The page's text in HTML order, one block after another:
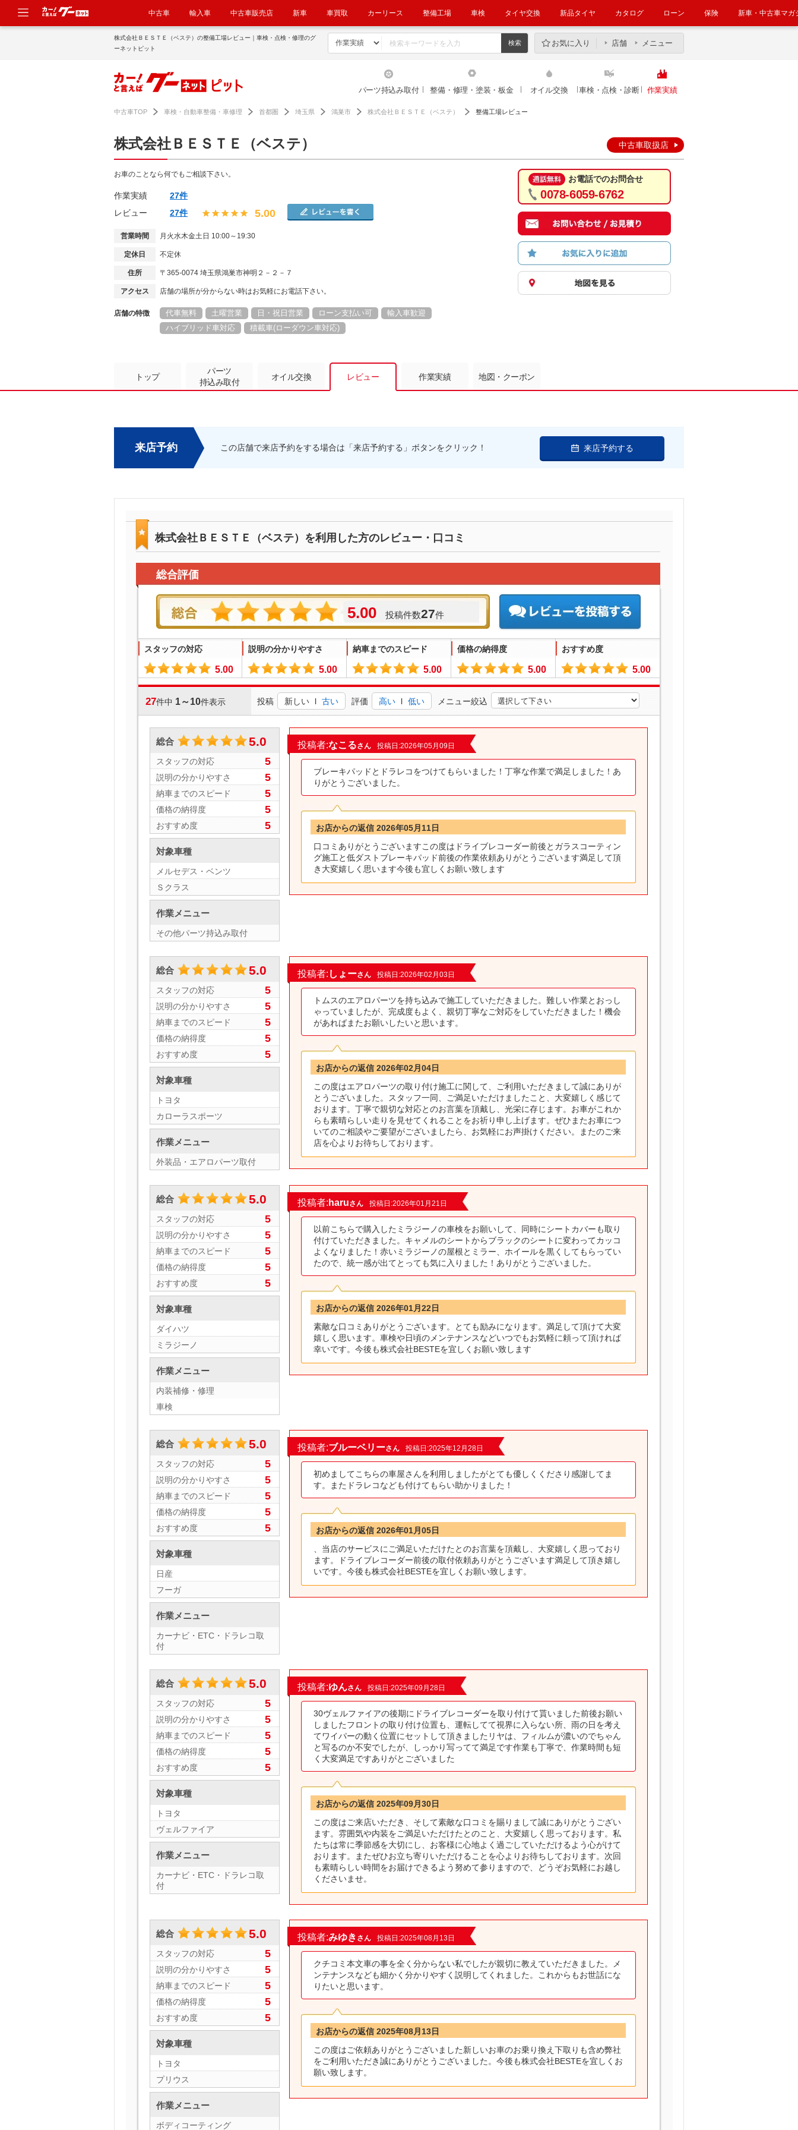
中古車 輸入車 中古車販売店 新車 車買取 カーリース 整備工場 車検 タイヤ交換 新品タイヤ カタログ ローン 保険 新車・中古車マガ
株式会社ＢＥＳＴＥ（ベステ）の整備工場レビュー｜車検・点検・修理のグ
ーネットピット
お気に入り 店舗 メニュー
パーツ持込み取付 整備・修理・塗装・板金 オイル交換 車検・点検・診断 作業実績
中古車TOP 車検・自動車整備・車修理 首都圏 埼玉県 鴻巣市 株式会社ＢＥＳＴＥ（ベステ） 整備工場レビュー
株式会社ＢＥＳＴＥ（ベステ） 中古車取扱店
お車のことなら何でもご相談下さい。
作業実績
27件
レビュー
27件 5.00
営業時間 月火水木金土日 10:00～19:30
定休日 不定休
住所 〒365-0074 埼玉県鴻巣市神明２－２－７
アクセス 店舗の場所が分からない時はお気軽にお電話下さい。
店舗の特徴 代車無料 土曜営業 日・祝日営業 ローン支払い可
輸入車歓迎
ハイブリッド車対応
積載車(ローダウン車対応)
お電話でのお問合せ
0078-6059-6762
トップ
パーツ
持込み取付
オイル交換 レビュー 作業実績 地図・クーポン
来店予約 この店舗で来店予約をする場合は「来店予約する」ボタンをクリック！ 来店予約する
株式会社ＢＥＳＴＥ（ベステ）を利用した方のレビュー・口コミ
総合評価
5.00 投稿件数27件
スタッフの対応 説明の分かりやすさ 納車までのスピード 価格の納得度 おすすめ度
5.00 5.00 5.00 5.00 5.00
27件中 1～10件表示 投稿 新しい l 古い 評価 高い l 低い メニュー絞込
総合 5.0
スタッフの対応 5
説明の分かりやすさ 5
納車までのスピード 5
価格の納得度 5
おすすめ度 5
対象車種
メルセデス・ベンツ
Ｓクラス
作業メニュー
その他パーツ持込み取付
投稿者:なこるさん 投稿日:2026年05月09日
ブレーキパッドとドラレコをつけてもらいました！丁寧な作業で満足しました！あ
りがとうございました。
お店からの返信 2026年05月11日
口コミありがとうございますこの度はドライブレコーダー前後とガラスコーティン
グ施工と低ダストブレーキパッド前後の作業依頼ありがとうございます満足して頂
き大変嬉しく思います今後も宜しくお願い致します
総合 5.0
スタッフの対応 5
説明の分かりやすさ 5
納車までのスピード 5
価格の納得度 5
おすすめ度 5
対象車種
トヨタ
カローラスポーツ
作業メニュー
外装品・エアロパーツ取付
投稿者: しょーさん 投稿日:2026年02月03日
トムスのエアロパーツを持ち込みで施工していただきました。難しい作業とおっし
ゃっていましたが、完成度もよく、親切丁寧なご対応をしていただきました！機会
があればまたお願いしたいと思います。
お店からの返信 2026年02月04日
この度はエアロパーツの取り付け施工に関して、ご利用いただきまして誠にありが
とうございました。スタッフ一同、ご満足いただけましたこと、大変嬉しく感じて
おります。丁寧で親切な対応とのお言葉を頂戴し、光栄に存じます。お車がこれか
らも素晴らしい走りを見せてくれることをお祈り申し上げます。ぜひまたお車につ
いてのご相談やご要望がございましたら、お気軽にお声掛けください。またのご来
店を心よりお待ちしております。
総合 5.0
スタッフの対応 5
説明の分かりやすさ 5
納車までのスピード 5
価格の納得度 5
おすすめ度 5
対象車種
ダイハツ
ミラジーノ
作業メニュー
内装補修・修理
車検
投稿者:haruさん 投稿日:2026年01月21日
以前こちらで購入したミラジーノの車検をお願いして、同時にシートカバーも取り
付けていただきました。キャメルのシートからブラックのシートに変わってカッコ
よくなりました！赤いミラジーノの屋根とミラー、ホイールを黒くしてもらってい
たので、統一感が出てとっても気に入りました！ありがとうございました。
お店からの返信 2026年01月22日
素敵な口コミありがとうございます。とても励みになります。満足して頂けて大変
嬉しく思います。車検や日頃のメンテナンスなどいつでもお気軽に頼って頂ければ
幸いです。今後も株式会社BESTEを宜しくお願い致します
総合 5.0
スタッフの対応 5
説明の分かりやすさ 5
納車までのスピード 5
価格の納得度 5
おすすめ度 5
対象車種
日産
フーガ
作業メニュー
カーナビ・ETC・ドラレコ取
付
投稿者:ブルーベリーさん 投稿日:2025年12月28日
初めましてこちらの車屋さんを利用しましたがとても優しくくださり感謝してま
す。またドラレコなども付けてもらい助かりました！
お店からの返信 2026年01月05日
、当店のサービスにご満足いただけたとのお言葉を頂戴し、大変嬉しく思っており
ます。ドライブレコーダー前後の取付依頼ありがとうございます満足して頂き嬉し
いです。今後も株式会社BESTEを宜しくお願い致します。
総合 5.0
スタッフの対応 5
説明の分かりやすさ 5
納車までのスピード 5
価格の納得度 5
おすすめ度 5
対象車種
トヨタ
ヴェルファイア
作業メニュー
カーナビ・ETC・ドラレコ取
付
投稿者:ゆんさん 投稿日:2025年09月28日
30ヴェルファイアの後期にドライブレコーダーを取り付けて貰いました前後お願い
しましたフロントの取り付け位置も、運転してて視界に入らない所、雨の日を考え
てワイパーの動く位置にセットして頂きましたリヤは、フィルムが濃いのでちゃん
と写るのか不安でしたが、しっかり写ってて満足です作業も丁寧で、作業時間も短
く大変満足ですありがとございました
お店からの返信 2025年09月30日
この度はご来店いただき、そして素敵な口コミを賜りまして誠にありがとうござい
ます。雰囲気や内装をご満足いただけたとのこと、大変嬉しく思っております。私
たちは常に季節感を大切にし、お客様に心地よく過ごしていただけるよう心がけて
おります。またぜひお立ち寄りいただけることを心よりお待ちしております。次回
も素晴らしい時間をお届けできるよう努めて参りますので、どうぞお気軽にお越し
くださいませ。
総合 5.0
スタッフの対応 5
説明の分かりやすさ 5
納車までのスピード 5
価格の納得度 5
おすすめ度 5
対象車種
トヨタ
プリウス
作業メニュー
ボディコーティング
投稿者:みゆき さん 投稿日:2025年08月13日
クチコミ本文車の事を全く分からない私でしたが親切に教えていただきました。メ
ンテナンスなども細かく分かりやすく説明してくれました。これからもお世話にな
りたいと思います。
お店からの返信 2025年08月13日
この度はご依頼ありがとうございました新しいお車のお乗り換え下取りも含め弊社
をご利用いただき誠にありがとうございました。今後も株式会社BESTEを宜しくお
願い致します。